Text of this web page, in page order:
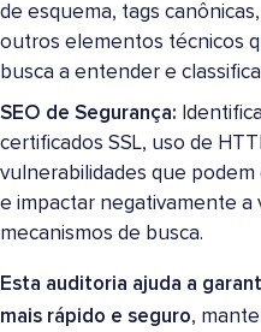
de esquema, tags
outros elementos técnicos
busca a entender e
SEO de Segurança:
certificados SSL, uso de
vulnerabilidades que
e impactar negativamente a
mecanismos de busca.
Esta auditoria ajuda a
mais rápido e seguro,